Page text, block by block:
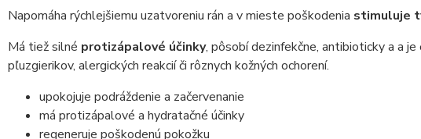
Napomáha rýchlejšiemu uzatvoreniu rán a v mieste poškodenia stimuluje
Má tiež silné protizápalové účinky, pôsobí dezinfekčne, antibioticky a a
pľuzgierikov, alergických reakcií či rôznych kožných ochorení.
upokojuje podráždenie a začervenanie
má protizápalové a hydratačné účinky
regeneruje poškodenú pokožku